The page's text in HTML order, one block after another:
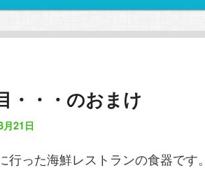
・・・のおまけ
月21日
行った海鮮レストランの食器です